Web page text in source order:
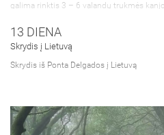
galima rinktis 3 – 6 valandų trukmės
apartamentuose/viešbutyje.
13 DIENA
Skrydis į Lietuvą
Skrydis iš Ponta Delgados į Lietuvą